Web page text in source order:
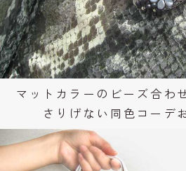
マットカラーのビーズ合わ
さりげない同色コーデ